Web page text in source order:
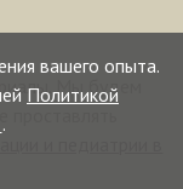
вашего опыта.
Политикой
.
Мы будем
и педиатрии в